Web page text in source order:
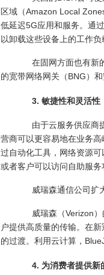
区域（Amazon Local
低延迟5G应用和服务。通
以卸载这些设备上的工作
在固网方面也有新的
的宽带网络网关（BNG）
3. 敏捷性和灵活性
由于云服务供应商提
营商可以更容易地在业务
过自动化工具，网络资源
或者客户可以访问自助服务
威瑞森通信公司扩
威瑞森（Verizon）
户提供高质量的传输。在
的过渡。利用云计算，
4. 为消费者提供新